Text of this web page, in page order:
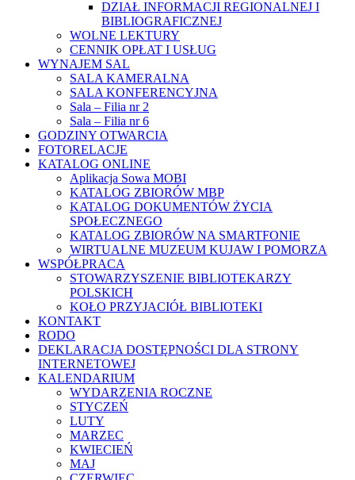
DZIAŁ INFORMACJI REGIONALNEJ I
BIBLIOGRAFICZNEJ
WOLNE LEKTURY
CENNIK OPŁAT I USŁUG
WYNAJEM SAL
SALA KAMERALNA
SALA KONFERENCYJNA
Sala – Filia nr 2
Sala – Filia nr 6
GODZINY OTWARCIA
FOTORELACJE
KATALOG ONLINE
Aplikacja Sowa MOBI
KATALOG ZBIORÓW MBP
KATALOG DOKUMENTÓW ŻYCIA
SPOŁECZNEGO
KATALOG ZBIORÓW NA SMARTFONIE
WIRTUALNE MUZEUM KUJAW I POMORZA
WSPÓŁPRACA
STOWARZYSZENIE BIBLIOTEKARZY
POLSKICH
KOŁO PRZYJACIÓŁ BIBLIOTEKI
KONTAKT
RODO
DEKLARACJA DOSTĘPNOŚCI DLA STRONY
INTERNETOWEJ
KALENDARIUM
WYDARZENIA ROCZNE
STYCZEŃ
LUTY
MARZEC
KWIECIEŃ
MAJ